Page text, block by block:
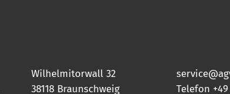
Wilhelmitorwall 32
38118 Braunschweig
Telefon